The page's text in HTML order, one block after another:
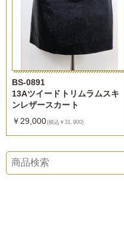
BS-0891
13Aツイードトリムラムスキ
ンレザースカート
￥29,000(税込￥31,900)